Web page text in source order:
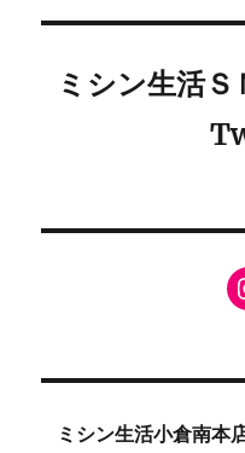
ミシン生活
ミシン生活小倉南本